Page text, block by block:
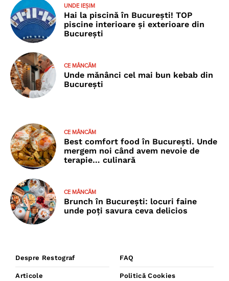
UNDE IEȘIM
Hai la piscină în București! TOP
piscine interioare și exterioare din
București
CE MÂNCĂM
Unde mănânci cel mai bun kebab din
București
CE MÂNCĂM
Best comfort food în București. Unde
mergem noi când avem nevoie de
terapie… culinară
CE MÂNCĂM
Brunch în București: locuri faine
unde poţi savura ceva delicios
Despre Restograf
Articole
FAQ
Politică Cookies